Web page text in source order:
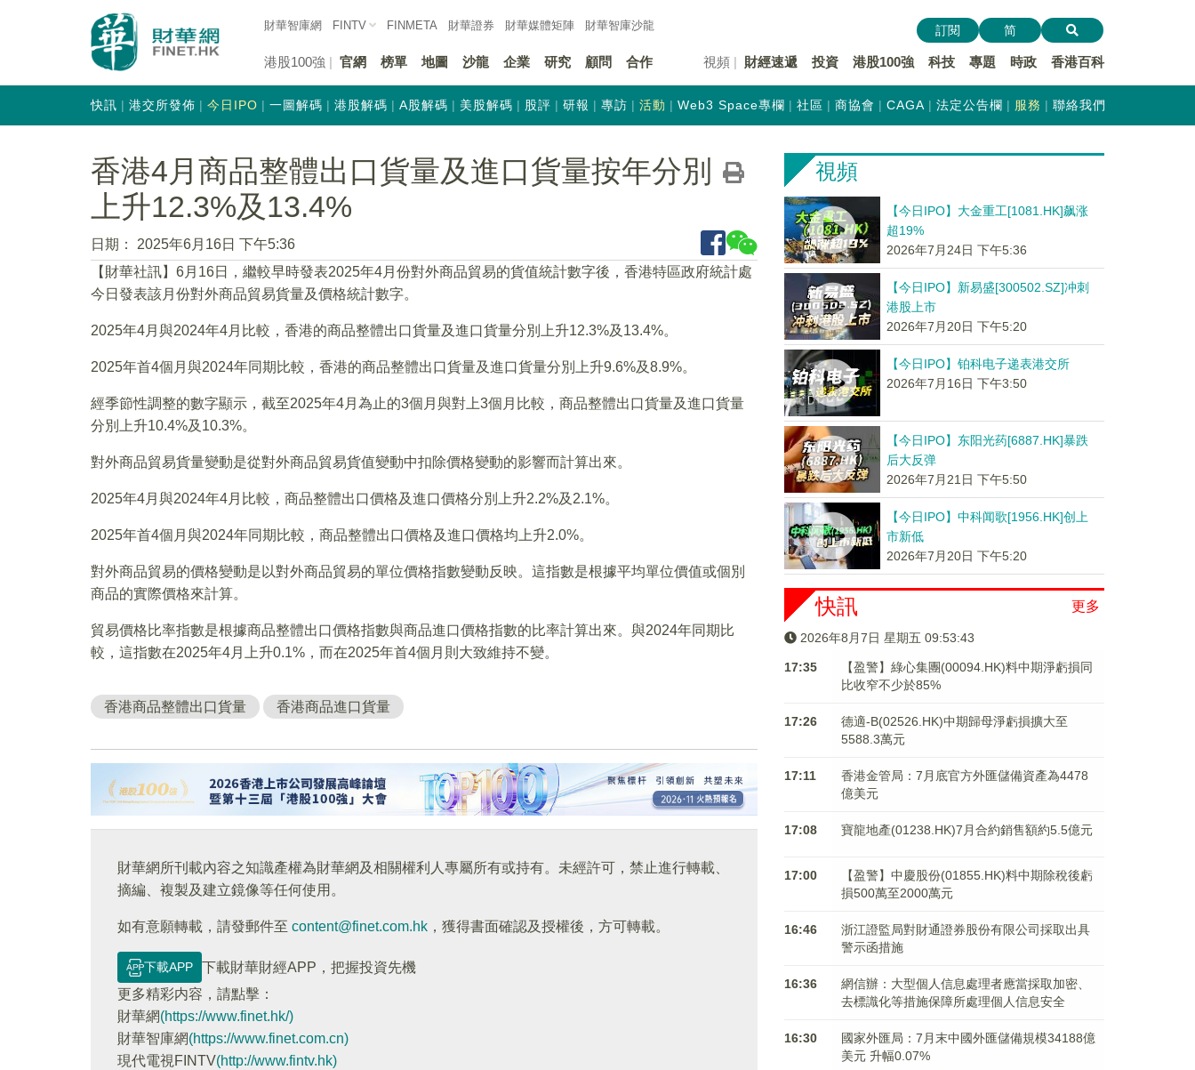
財華智庫網 FINTV FINMETA 財華證券 財華媒體矩陣 財華智庫沙龍
港股100強 官網 榜單 地圖 沙龍 企業 研究 顧問 合作 視頻 財經速遞 投資 港股100強 科技 專題 時政 香港百科
訂閱 简
快訊 港交所發佈 今日IPO 一圖解碼 港股解碼 A股解碼 美股解碼 股評 研報 專訪 活動 Web3 Space專欄 社區 商協會 CAGA 法定公告欄 服務 聯絡我們
香港4月商品整體出口貨量及進口貨量按年分別
上升12.3%及13.4%
日期：
2025年6月16日 下午5:36
【財華社訊】6月16日，繼較早時發表2025年4月份對外商品貿易的貨值統計數字後，香港特區政府統計處
今日發表該月份對外商品貿易貨量及價格統計數字。
2025年4月與2024年4月比較，香港的商品整體出口貨量及進口貨量分別上升12.3%及13.4%。
2025年首4個月與2024年同期比較，香港的商品整體出口貨量及進口貨量分別上升9.6%及8.9%。
經季節性調整的數字顯示，截至2025年4月為止的3個月與對上3個月比較，商品整體出口貨量及進口貨量
分別上升10.4%及10.3%。
對外商品貿易貨量變動是從對外商品貿易貨值變動中扣除價格變動的影響而計算出來。
2025年4月與2024年4月比較，商品整體出口價格及進口價格分別上升2.2%及2.1%。
2025年首4個月與2024年同期比較，商品整體出口價格及進口價格均上升2.0%。
對外商品貿易的價格變動是以對外商品貿易的單位價格指數變動反映。這指數是根據平均單位價值或個別
商品的實際價格來計算。
貿易價格比率指數是根據商品整體出口價格指數與商品進口價格指數的比率計算出來。與2024年同期比
較，這指數在2025年4月上升0.1%，而在2025年首4個月則大致維持不變。
香港商品整體出口貨量 香港商品進口貨量
財華網所刊載內容之知識產權為財華網及相關權利人專屬所有或持有。未經許可，禁止進行轉載、
摘編、複製及建立鏡像等任何使用。
如有意願轉載，請發郵件至 content@finet.com.hk ，獲得書面確認及授權後，方可轉載。
下載APP
下載財華財經APP，把握投資先機
更多精彩内容，請點擊：
財華網(https://www.finet.hk/)
財華智庫網(https://www.finet.com.cn)
現代電視FINTV(http://www.fintv.hk)
視頻
【今日IPO】大金重工[1081.HK]飙涨
超19%
2026年7月24日 下午5:36
【今日IPO】新易盛[300502.SZ]冲刺
港股上市
2026年7月20日 下午5:20
【今日IPO】铂科电子递表港交所
2026年7月16日 下午3:50
【今日IPO】东阳光药[6887.HK]暴跌
后大反弹
2026年7月21日 下午5:50
【今日IPO】中科闻歌[1956.HK]创上
市新低
2026年7月20日 下午5:20
更多
快訊
2026年8月7日 星期五 09:53:43
17:35
【盈警】綠心集團(00094.HK)料中期淨虧損同
比收窄不少於85%
17:26
德適-B(02526.HK)中期歸母淨虧損擴大至
5588.3萬元
17:11
香港金管局：7月底官方外匯儲備資產為4478
億美元
17:08 寶龍地產(01238.HK)7月合約銷售額約5.5億元
17:00
【盈警】中慶股份(01855.HK)料中期除稅後虧
損500萬至2000萬元
16:46
浙江證監局對財通證券股份有限公司採取出具
警示函措施
16:36
網信辦：大型個人信息處理者應當採取加密、
去標識化等措施保障所處理個人信息安全
16:30
國家外匯局：7月末中國外匯儲備規模34188億
美元 升幅0.07%